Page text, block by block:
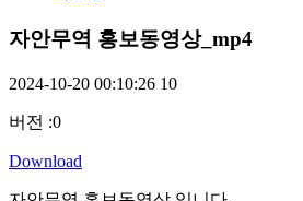
자안무역 홍보동영상_mp4
2024-10-20 00:10:26 10
버전 :0
Download